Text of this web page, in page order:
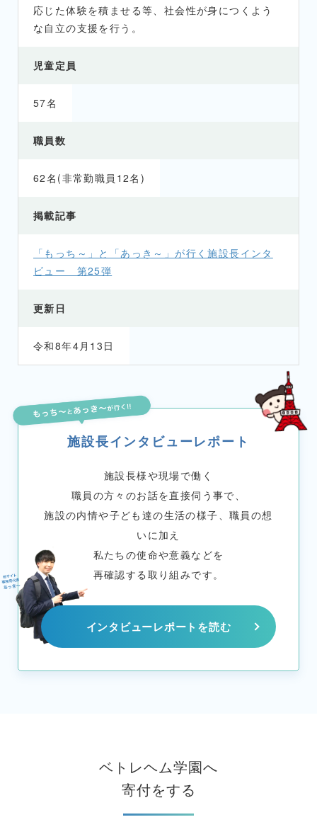
応じた体験を積ませる等、社会性が身につくよう
な自立の支援を行う。
児童定員
57名
職員数
62名(非常勤職員12名)
掲載記事
「もっち～」と「あっき～」が行く施設長インタ
ビュー 第25弾
更新日
令和8年4月13日
施設長インタビューレポート
施設長様や現場で働く
職員の方々のお話を直接伺う事で、
施設の内情や子ども達の生活の様子、職員の想
いに加え
私たちの使命や意義などを
再確認する取り組みです。
インタビューレポートを読む
ベトレヘム学園へ
寄付をする